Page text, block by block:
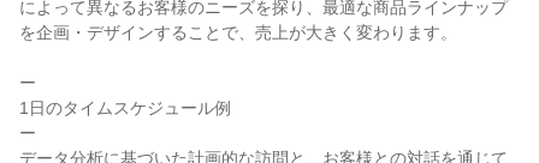
によって異なるお客様のニーズを探り、最適な商品ラインナップ
を企画・デザインすることで、売上が大きく変わります。
ー
1日のタイムスケジュール例
ー
データ分析に基づいた計画的な訪問と、お客様との対話を通じて